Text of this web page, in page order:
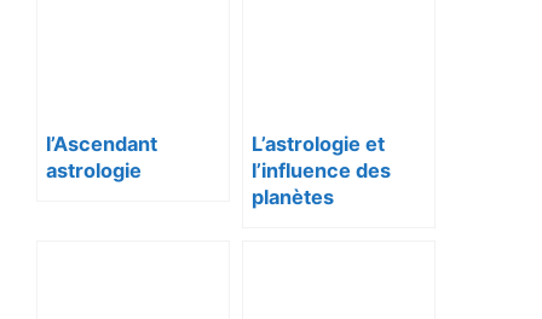
l’Ascendant
astrologie
L’astrologie et
l’influence des
planètes